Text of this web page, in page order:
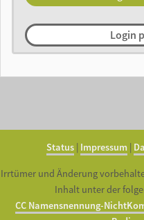
Login
Status Impressum
Irrtümer und Änderung
Inhalt unter der
CC Namensnennung-